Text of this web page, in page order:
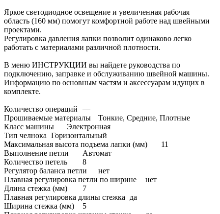
Яркое светодиодное освещение и увеличенная рабочая
область (160 мм) помогут комфортной работе над швейными
проектами.
Регулировка давления лапки позволит одинаково легко
работать с материалами различной плотности.
В меню ИНСТРУКЦИИ вы найдете руководства по
подключению, заправке и обслуживанию швейной машины.
Информацию по основным частям и аксессуарам идущих в
комплекте.
Количество операций
—
Прошиваемые материалы
Тонкие, Средние, Плотные
Класс машины
Электронная
Тип челнока Горизонтальный
Максимальная высота подъема лапки (мм)
11
Выполнение петли
Автомат
Количество петель
8
Регулятор баланса петли
нет
Плавная регулировка петли по ширине
нет
Длина стежка (мм)
7
Плавная регулировка длины стежка
да
Ширина стежка (мм)
5